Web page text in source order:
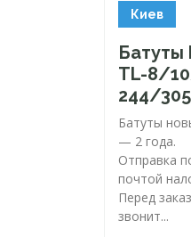
Киев
Батуты
TL-8/
244/
Батуты
— 2 года.
Отправка
почтой
Перед
звонит...